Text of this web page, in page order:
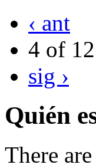
‹ ant
4 of 12
sig ›
Quién
There